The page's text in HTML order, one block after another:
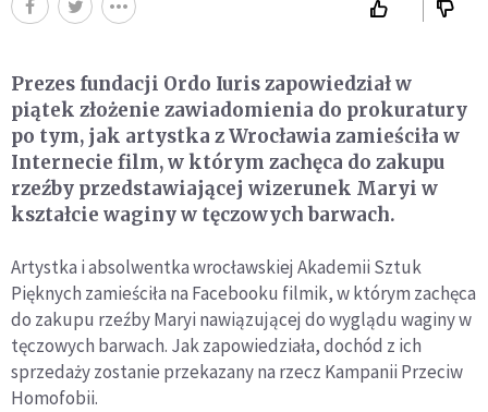
Prezes fundacji Ordo Iuris zapowiedział w
piątek złożenie zawiadomienia do prokuratury
po tym, jak artystka z Wrocławia zamieściła w
Internecie film, w którym zachęca do zakupu
rzeźby przedstawiającej wizerunek Maryi w
kształcie waginy w tęczowych barwach.
Artystka i absolwentka wrocławskiej Akademii Sztuk
Pięknych zamieściła na Facebooku filmik, w którym zachęca
do zakupu rzeźby Maryi nawiązującej do wyglądu waginy w
tęczowych barwach. Jak zapowiedziała, dochód z ich
sprzedaży zostanie przekazany na rzecz Kampanii Przeciw
Homofobii.